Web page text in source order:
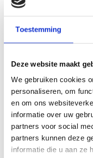
Toestemming
Deze website maakt
We gebruiken cookies
personaliseren, om
en om ons
informatie over uw
partners voor social
partners kunnen deze
informatie die u aan ze
pindakaas. Gemixt met
zeezout en knoflook met
gemaakt speciaal voor